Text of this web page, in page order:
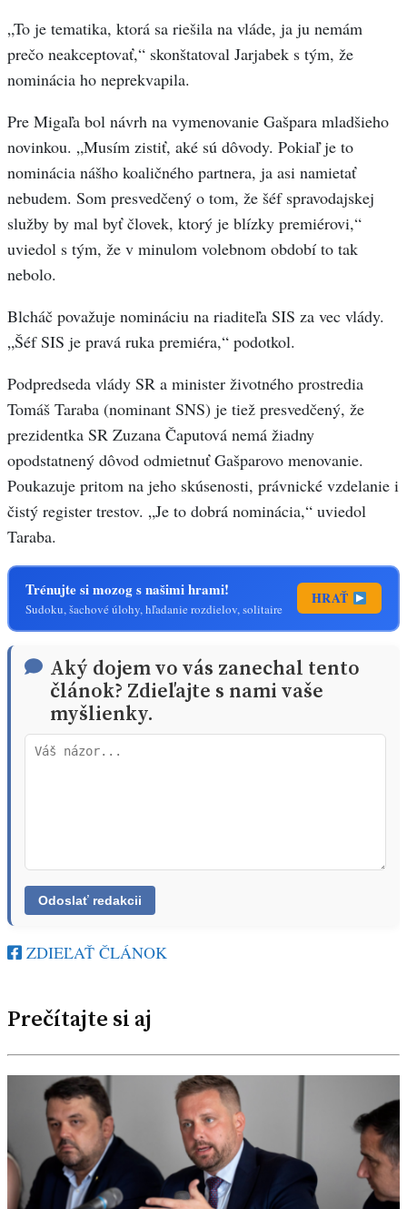
„To je tematika, ktorá sa riešila na vláde, ja ju nemám
prečo neakceptovať,“ skonštatoval Jarjabek s tým, že
nominácia ho neprekvapila.
Pre Migaľa bol návrh na vymenovanie Gašpara mladšieho
novinkou. „Musím zistiť, aké sú dôvody. Pokiaľ je to
nominácia nášho koaličného partnera, ja asi namietať
nebudem. Som presvedčený o tom, že šéf spravodajskej
služby by mal byť človek, ktorý je blízky premiérovi,“
uviedol s tým, že v minulom volebnom období to tak
nebolo.
Blcháč považuje nomináciu na riaditeľa SIS za vec vlády.
„Šéf SIS je pravá ruka premiéra,“ podotkol.
Podpredseda vlády SR a minister životného prostredia
Tomáš Taraba (nominant SNS) je tiež presvedčený, že
prezidentka SR Zuzana Čaputová nemá žiadny
opodstatnený dôvod odmietnuť Gašparovo menovanie.
Poukazuje pritom na jeho skúsenosti, právnické vzdelanie i
čistý register trestov. „Je to dobrá nominácia,“ uviedol
Taraba.
Trénujte si mozog s našimi hrami!
Sudoku, šachové úlohy, hľadanie rozdielov, solitaire
HRAŤ
Aký dojem vo vás zanechal tento
článok? Zdieľajte s nami vaše
myšlienky.
ZDIEĽAŤ ČLÁNOK
Prečítajte si aj